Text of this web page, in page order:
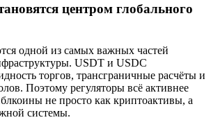
центром глобального
одной из самых важных частей
USDT и USDC
торгов, трансграничные расчёты и
Поэтому регуляторы всё активнее
не просто как криптоактивы, а
системы.